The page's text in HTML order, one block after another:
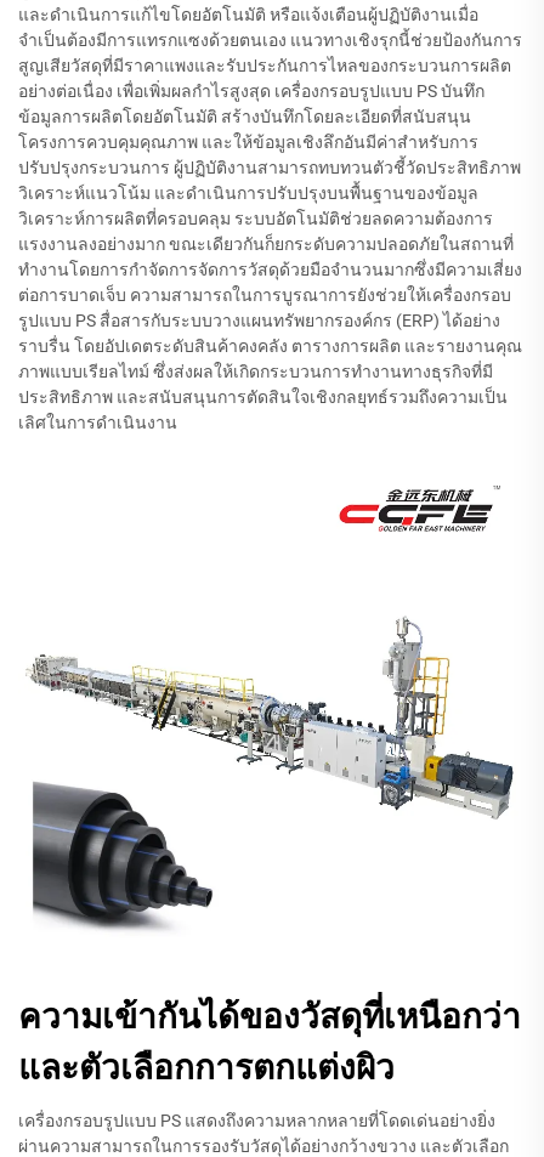
และดำเนินการแก้ไขโดยอัตโนมัติ หรือแจ้งเตือนผู้ปฏิบัติงานเมื่อ
จำเป็นต้องมีการแทรกแซงด้วยตนเอง แนวทางเชิงรุกนี้ช่วยป้องกันการ
สูญเสียวัสดุที่มีราคาแพงและรับประกันการไหลของกระบวนการผลิต
อย่างต่อเนื่อง เพื่อเพิ่มผลกำไรสูงสุด เครื่องกรอบรูปแบบ PS บันทึก
ข้อมูลการผลิตโดยอัตโนมัติ สร้างบันทึกโดยละเอียดที่สนับสนุน
โครงการควบคุมคุณภาพ และให้ข้อมูลเชิงลึกอันมีค่าสำหรับการ
ปรับปรุงกระบวนการ ผู้ปฏิบัติงานสามารถทบทวนตัวชี้วัดประสิทธิภาพ
วิเคราะห์แนวโน้ม และดำเนินการปรับปรุงบนพื้นฐานของข้อมูล
วิเคราะห์การผลิตที่ครอบคลุม ระบบอัตโนมัติช่วยลดความต้องการ
แรงงานลงอย่างมาก ขณะเดียวกันก็ยกระดับความปลอดภัยในสถานที่
ทำงานโดยการกำจัดการจัดการวัสดุด้วยมือจำนวนมากซึ่งมีความเสี่ยง
ต่อการบาดเจ็บ ความสามารถในการบูรณาการยังช่วยให้เครื่องกรอบ
รูปแบบ PS สื่อสารกับระบบวางแผนทรัพยากรองค์กร (ERP) ได้อย่าง
ราบรื่น โดยอัปเดตระดับสินค้าคงคลัง ตารางการผลิต และรายงานคุณ
ภาพแบบเรียลไทม์ ซึ่งส่งผลให้เกิดกระบวนการทำงานทางธุรกิจที่มี
ประสิทธิภาพ และสนับสนุนการตัดสินใจเชิงกลยุทธ์รวมถึงความเป็น
เลิศในการดำเนินงาน
ความเข้ากันได้ของวัสดุที่เหนือกว่า
และตัวเลือกการตกแต่งผิว
เครื่องกรอบรูปแบบ PS แสดงถึงความหลากหลายที่โดดเด่นอย่างยิ่ง
ผ่านความสามารถในการรองรับวัสดุได้อย่างกว้างขวาง และตัวเลือก